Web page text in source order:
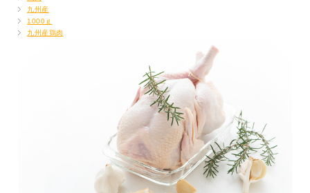
九州産
1000ｇ
九州産鶏肉